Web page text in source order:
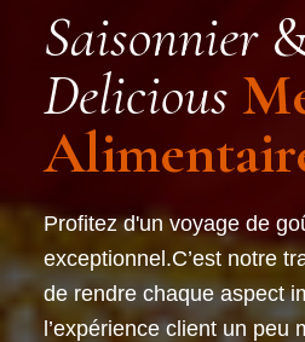
GANDHI
Restaurant
Découvrez l'authenticité
indiennes, une fusion
d'épices et d'hospitalité,
Saisonnier
Delicious
Profitez d'un voyage de
exceptionnel.C’est notre
de rendre chaque aspect
l’expérience client un peu